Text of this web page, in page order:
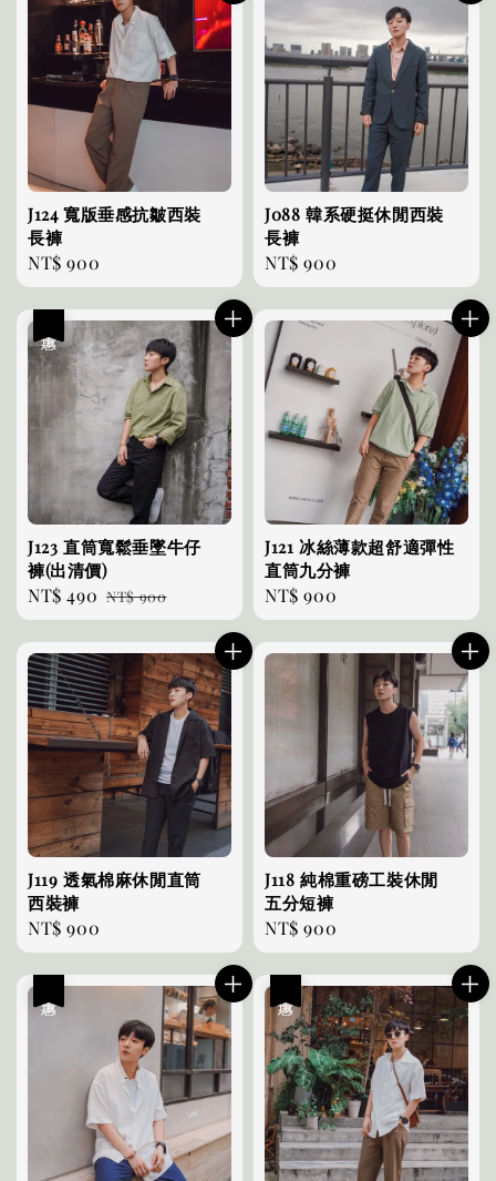
J124 寬版垂感抗皺西裝
長褲
Regular
price
NT$ 900
J088 韓系硬挺休閒西裝
長褲
Regular
price
NT$ 900
J123 直筒寬鬆垂墜牛仔
褲(出清價)
Sale
price
NT$ 490 Regular
price
NT$ 900
J121 冰絲薄款超舒適彈性
直筒九分褲
Regular
price
NT$ 900
J119 透氣棉麻休閒直筒
西裝褲
Regular
price
NT$ 900
J118 純棉重磅工裝休閒
五分短褲
Regular
price
NT$ 900